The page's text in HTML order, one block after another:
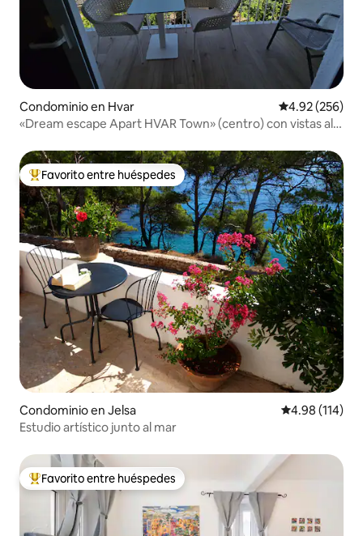
Condominio en Hvar Calificación
4.92 (256)
«Dream escape Apart HVAR Town» (centro) con vistas al
De los mejores en Favorito entre huéspedes
Favorito entre huéspedes
Condominio en Jelsa Calificación
4.98 (114)
Estudio artístico junto al mar
De los mejores en Favorito entre huéspedes
Favorito entre huéspedes